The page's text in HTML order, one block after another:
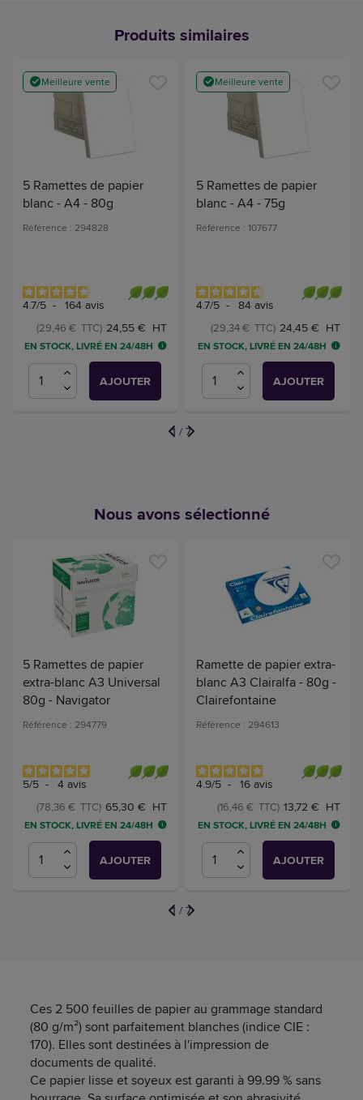
Produits similaires
Meilleure vente
5 Ramettes de papier
blanc - A4 - 80g
Référence : 294828
4.7/5 - 164 avis
24,55 € HT
(29,46 € TTC)
EN STOCK, LIVRÉ EN 24/48H
AJOUTER
Meilleure vente
5 Ramettes de papier
blanc - A4 - 75g
Référence : 107677
4.7/5 - 84 avis
24,45 € HT
(29,34 € TTC)
EN STOCK, LIVRÉ EN 24/48H
AJOUTER
1 / 7
Nous avons sélectionné
5 Ramettes de papier
extra-blanc A3 Universal
80g - Navigator
Référence : 294779
5/5 - 4 avis
65,30 € HT
(78,36 € TTC)
EN STOCK, LIVRÉ EN 24/48H
AJOUTER
Ramette de papier extra-
blanc A3 Clairalfa - 80g -
Clairefontaine
Référence : 294613
4.9/5 - 16 avis
13,72 € HT
(16,46 € TTC)
EN STOCK, LIVRÉ EN 24/48H
AJOUTER
1 / 7
Ces 2 500 feuilles de papier au grammage standard
(80 g/m²) sont parfaitement blanches (indice CIE :
170). Elles sont destinées à l'impression de
documents de qualité.
Ce papier lisse et soyeux est garanti à 99.99 % sans